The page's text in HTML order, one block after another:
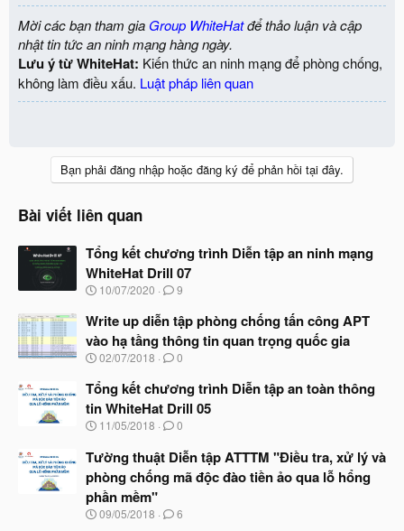
Mời các bạn tham gia Group WhiteHatđể thảo luận và cập
nhật tin tức an ninh mạng hàng ngày.
Lưu ý từ WhiteHat: Kiến thức an ninh mạng để phòng chống,
không làm điều xấu. Luật pháp liên quan
Bạn phải đăng nhập hoặc đăng ký để phản hồi tại đây.
Bài viết liên quan
Tổng kết chương trình Diễn tập an ninh mạng
WhiteHat Drill 07
N
à
b
ắ
đ
ầ
u
10/07/2020 9
Write up diễn tập phòng chống tấn công APT
vào hạ tầng thông tin quan trọng quốc gia
N
à
b
ắ
đ
ầ
u
02/07/2018 0
Tổng kết chương trình Diễn tập an toàn thông
tin WhiteHat Drill 05
N
à
y
b
ắ
t
11/05/2018 0
Tường thuật Diễn tập ATTTM "Điều tra, xử lý và
phòng chống mã độc đào tiền ảo qua lỗ hổng
phần mềm"
N
09/05/2018 6